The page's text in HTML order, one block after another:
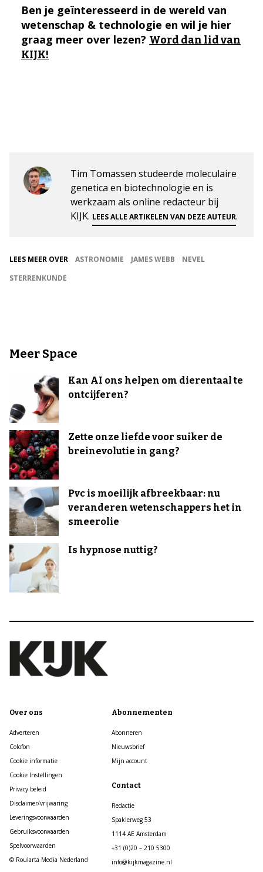
Ben je geïnteresseerd in de wereld van
wetenschap & technologie en wil je hier
graag meer over lezen? Word dan lid van
KIJK!
Tim Tomassen studeerde moleculaire
genetica en biotechnologie en is
werkzaam als online redacteur bij
KIJK. LEES ALLE ARTIKELEN VAN DEZE AUTEUR.
LEES MEER OVER ASTRONOMIE JAMES WEBB
NEVEL
STERRENKUNDE
Meer Space
Kan AI ons helpen om dierentaal te
ontcijferen?
Zette onze liefde voor suiker de
breinevolutie in gang?
Pvc is moeilijk afbreekbaar: nu
veranderen wetenschappers het in
smeerolie
Is hypnose nuttig?
Over ons
Adverteren
Colofon
Cookie informatie
Cookie Instellingen
Privacy beleid
Disclaimer/vrijwaring
Leveringsvoorwaarden
Gebruiksvoorwaarden
Spelvoorwaarden
© Roularta Media Nederland
Abonnementen
Abonneren
Nieuwsbrief
Mijn account
Contact
Redactie
Spaklerweg 53
1114 AE Amsterdam
+31 (0)20 – 210 5300
info@kijkmagazine.nl